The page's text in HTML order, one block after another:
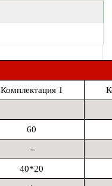
Комплектация 1
60
-
40*20